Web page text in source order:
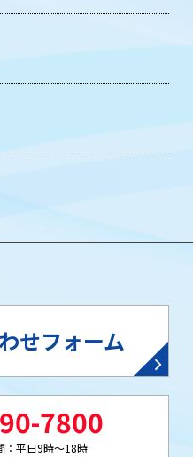
せフォーム
7800
：平日9時～18時